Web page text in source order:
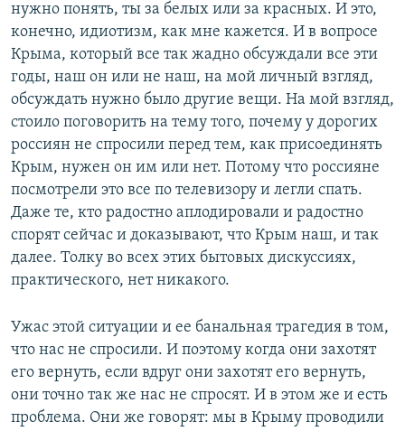
нужно понять, ты за белых или за красных. И это,
конечно, идиотизм, как мне кажется. И в вопросе
Крыма, который все так жадно обсуждали все эти
годы, наш он или не наш, на мой личный взгляд,
обсуждать нужно было другие вещи. На мой взгляд,
стоило поговорить на тему того, почему у дорогих
россиян не спросили перед тем, как присоединять
Крым, нужен он им или нет. Потому что россияне
посмотрели это все по телевизору и легли спать.
Даже те, кто радостно аплодировали и радостно
спорят сейчас и доказывают, что Крым наш, и так
далее. Толку во всех этих бытовых дискуссиях,
практического, нет никакого.
Ужас этой ситуации и ее банальная трагедия в том,
что нас не спросили. И поэтому когда они захотят
его вернуть, если вдруг они захотят его вернуть,
они точно так же нас не спросят. И в этом же и есть
проблема. Они же говорят: мы в Крыму проводили